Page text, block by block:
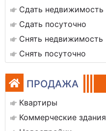
Сдать недвижимость
Сдать посуточно
Снять недвижимость
Снять посуточно
ПРОДАЖА
Квартиры
Коммерческие здания